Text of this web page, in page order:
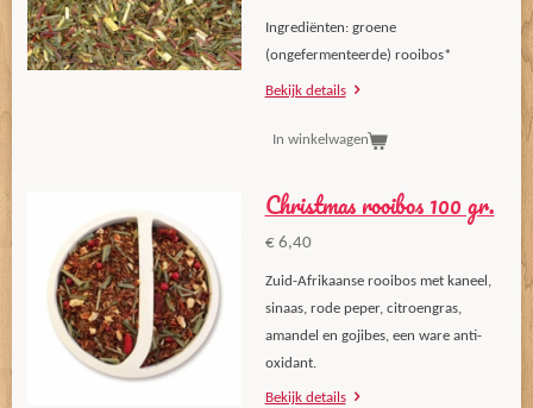
Ingrediënten: groene
(ongefermenteerde) rooibos*
Bekijk details
In winkelwagen
Christmas rooibos 100 gr.
€ 6,40
Zuid-Afrikaanse rooibos met kaneel,
sinaas, rode peper, citroengras,
amandel en gojibes, een ware anti-
oxidant.
Bekijk details